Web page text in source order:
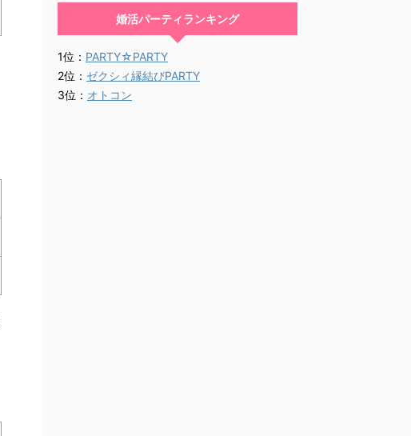
婚活パーティランキング
1位： PARTY☆PARTY
2位： ゼクシィ縁結びPARTY
3位： オトコン